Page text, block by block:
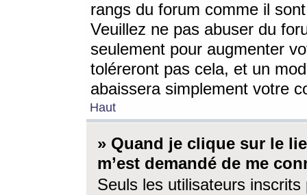
rangs du forum comme il
Veuillez ne pas abuser du
seulement pour augmenter
toléreront pas cela, et un
abaissera simplement votre
Haut
» Quand je clique sur le
m’est demandé de me
Seuls les utilisateurs